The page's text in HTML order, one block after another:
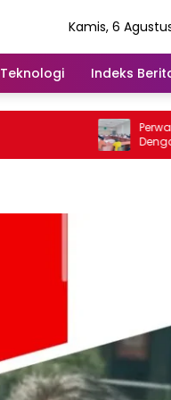
Kamis, 6
Teknologi Indeks
Perwakilan 10 Desa
Dengan Bupati
Tuntutannya